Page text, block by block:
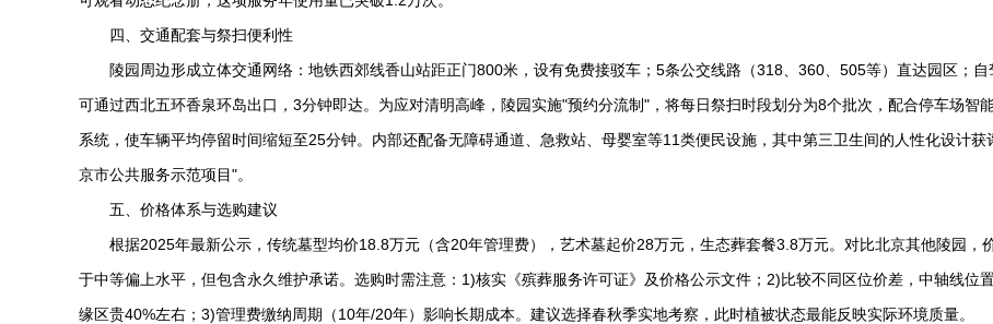
四、交通配套与祭扫便利性
陵园周边形成立体交通网络：地铁西郊线香山站距正门800米，设有免费接驳车；5条公交线路（318、360、505等）直达园区；自
可通过西北五环香泉环岛出口，3分钟即达。为应对清明高峰，陵园实施"预约分流制"，将每日祭扫时段划分为8个批次，配合停车场智
系统，使车辆平均停留时间缩短至25分钟。内部还配备无障碍通道、急救站、母婴室等11类便民设施，其中第三卫生间的人性化设计获
京市公共服务示范项目"。
五、价格体系与选购建议
根据2025年最新公示，传统墓型均价18.8万元（含20年管理费），艺术墓起价28万元，生态葬套餐3.8万元。对比北京其他陵园，
于中等偏上水平，但包含永久维护承诺。选购时需注意：1)核实《殡葬服务许可证》及价格公示文件；2)比较不同区位价差，中轴线位
缘区贵40%左右；3)管理费缴纳周期（10年/20年）影响长期成本。建议选择春秋季实地考察，此时植被状态最能反映实际环境质量。